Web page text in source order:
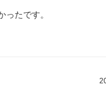
たです。